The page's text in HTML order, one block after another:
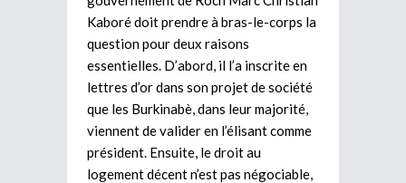
Kaboré doit prendre à bras-le-corps la
question pour deux raisons
essentielles. D’abord, il l’a inscrite en
lettres d’or dans son projet de société
que les Burkinabè, dans leur majorité,
viennent de valider en l’élisant comme
président. Ensuite, le droit au
logement décent n’est pas négociable,